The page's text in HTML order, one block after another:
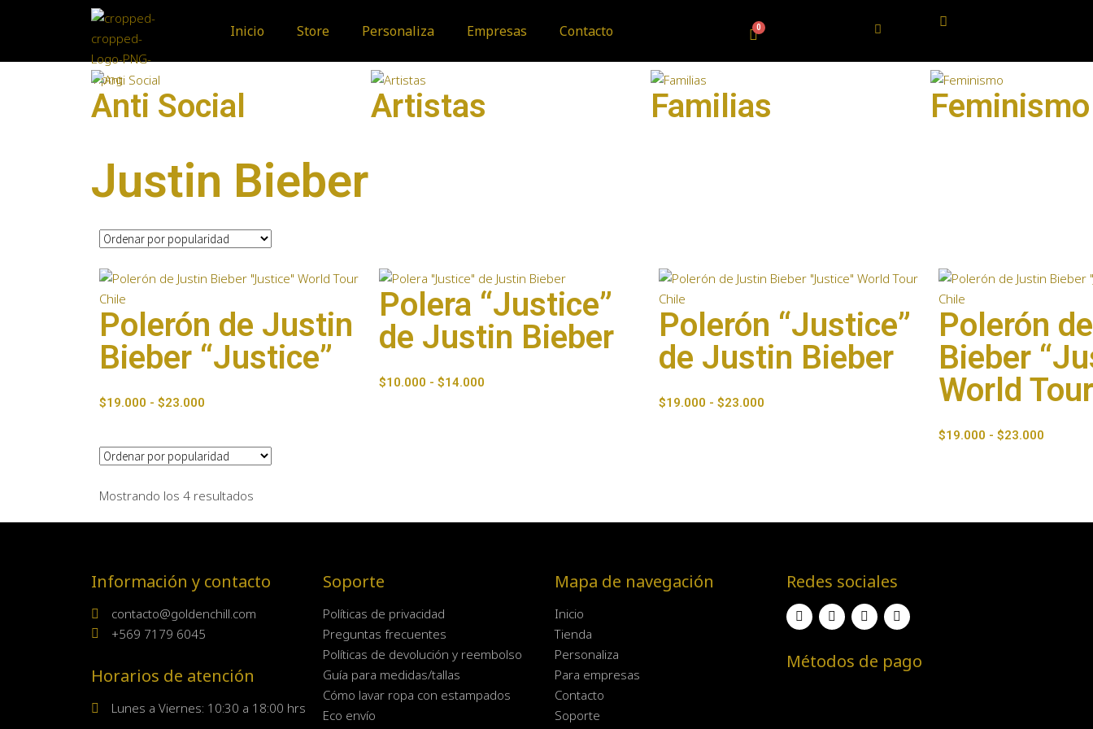
Inicio Store Personaliza Empresas Contacto
Anti Social Artistas Familias Feminismo
Justin Bieber
Polerón de Justin
Bieber “Justice”
$19.000 - $23.000
Polera “Justice”
de Justin Bieber
$10.000 - $14.000
Polerón “Justice”
de Justin Bieber
$19.000 - $23.000
Polerón
Bieber
World Tour
$19.000 - $23.000
Mostrando los 4 resultados
Información y contacto
contacto@goldenchill.com
+569 7179 6045
Horarios de atención
Lunes a Viernes: 10:30 a 18:00 hrs
Soporte
Políticas de privacidad
Preguntas frecuentes
Políticas de devolución y reembolso
Guía para medidas/tallas
Cómo lavar ropa con estampados
Eco envío
Mapa de navegación
Inicio
Tienda
Personaliza
Para empresas
Contacto
Soporte
Redes sociales
Métodos de pago